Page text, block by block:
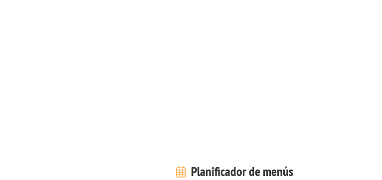
Planificador de menús